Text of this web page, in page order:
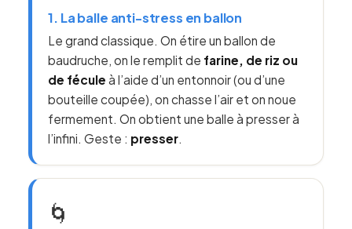
1. La balle anti-stress en ballon
Le grand classique. On étire un ballon de
baudruche, on le remplit de farine, de riz ou
de fécule à l’aide d’un entonnoir (ou d’une
bouteille coupée), on chasse l’air et on noue
fermement. On obtient une balle à presser à
l’infini. Geste : presser.
🌀